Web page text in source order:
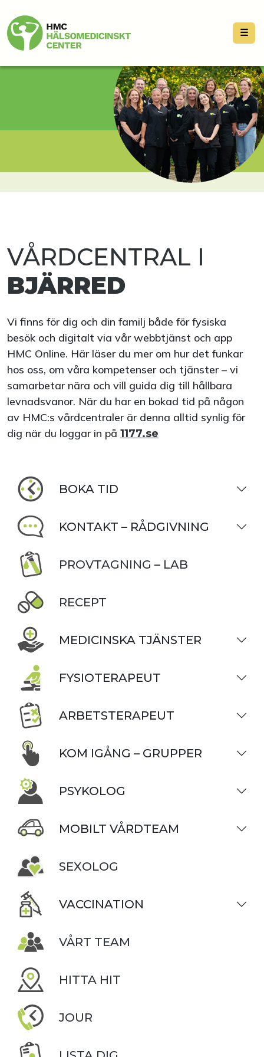
☰
VÅRDCENTRAL I
BJÄRRED
Vi finns för dig och din familj både för fysiska
besök och digitalt via vår webbtjänst och app
HMC Online. Här läser du mer om hur det funkar
hos oss, om våra kompetenser och tjänster – vi
samarbetar nära och vill guida dig till hållbara
levnadsvanor. När du har en bokad tid på någon
av HMC:s vårdcentraler är denna alltid synlig för
dig när du loggar in på 1177.se
BOKA TID
KONTAKT – RÅDGIVNING
PROVTAGNING – LAB
RECEPT
MEDICINSKA TJÄNSTER
FYSIOTERAPEUT
ARBETSTERAPEUT
KOM IGÅNG – GRUPPER
PSYKOLOG
MOBILT VÅRDTEAM
SEXOLOG
VACCINATION
VÅRT TEAM
HITTA HIT
JOUR